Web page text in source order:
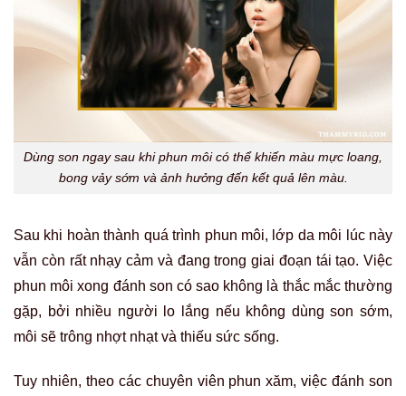
Dùng son ngay sau khi phun môi có thể khiến màu mực loang,
bong vảy sớm và ảnh hưởng đến kết quả lên màu.
Sau khi hoàn thành quá trình phun môi, lớp da môi lúc này
vẫn còn rất nhạy cảm và đang trong giai đoạn tái tạo. Việc
phun môi xong đánh son có sao không là thắc mắc thường
gặp, bởi nhiều người lo lắng nếu không dùng son sớm,
môi sẽ trông nhợt nhạt và thiếu sức sống.
Tuy nhiên, theo các chuyên viên phun xăm, việc đánh son